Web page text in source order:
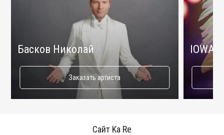
Басков Николай
Заказать артиста
IOWA
Сайт Ka Re